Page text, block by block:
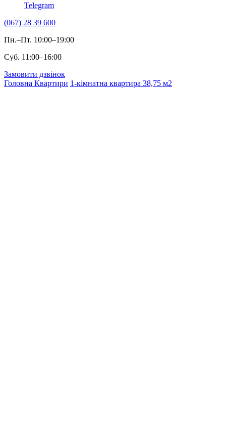
Telegram
(067) 28 39 600
Пн.–Пт. 10:00–19:00
Суб. 11:00–16:00
Замовити дзвінок
Головна Квартири 1-кімнатна квартира 38,75 м2